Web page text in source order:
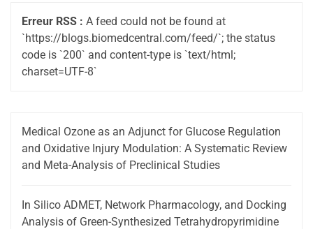
Erreur RSS : A feed could not be found at
`https://blogs.biomedcentral.com/feed/`; the status
code is `200` and content-type is `text/html;
charset=UTF-8`
Medical Ozone as an Adjunct for Glucose Regulation
and Oxidative Injury Modulation: A Systematic Review
and Meta-Analysis of Preclinical Studies
In Silico ADMET, Network Pharmacology, and Docking
Analysis of Green-Synthesized Tetrahydropyrimidine